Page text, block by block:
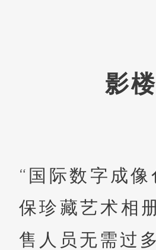
影
“国际数字成
保珍藏艺术相
售人员无需过